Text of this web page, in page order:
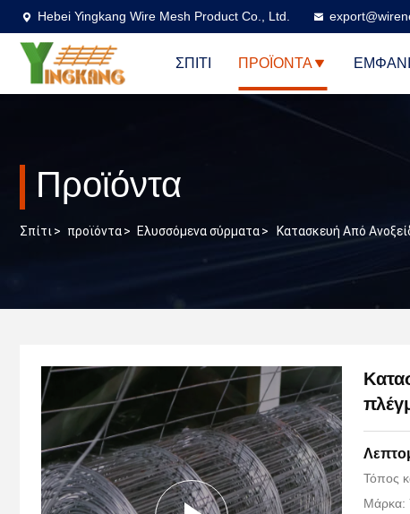
Hebei Yingkang Wire Mesh Product Co., Ltd.
ΣΠΊΤΙ ΠΡΟΪΌΝΤΑ
Προϊόντα
Σπίτι> προϊόντα> Ελυσσόμενα σύρματα> Κατασκευή Από
Τόπος
Μάρκα: